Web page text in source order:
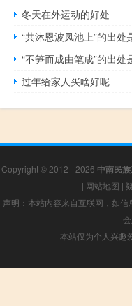
冬天在外运动的好处
“共沐恩波凤池上”的出处
“不笋而成由笔成”的出处
过年给家人买啥好呢
Copyright © 2012 - 2026 中南民
| 网站地图 |
声明：本站内容来自互联网，如
本站仅为个人兴趣